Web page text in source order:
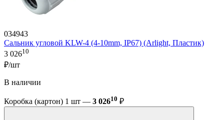
034943
Сальник угловой KLW-4 (4-10mm, IP67) (Arlight, Пластик)
3 02610
₽/шт
В наличии
Коробка (картон) 1 шт — 3 02610 ₽